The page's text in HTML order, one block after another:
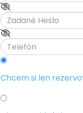
Chcem si len